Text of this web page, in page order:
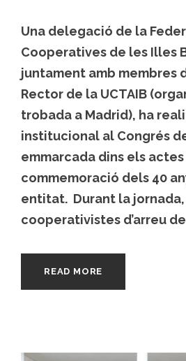
Una delegació de la
Cooperatives de les Illes
juntament amb membres
Rector de la UCTAIB
trobada a Madrid), ha
institucional al Congrés
emmarcada dins els
commemoració dels 40
entitat. Durant la
cooperativistes d’arreu
READ MORE